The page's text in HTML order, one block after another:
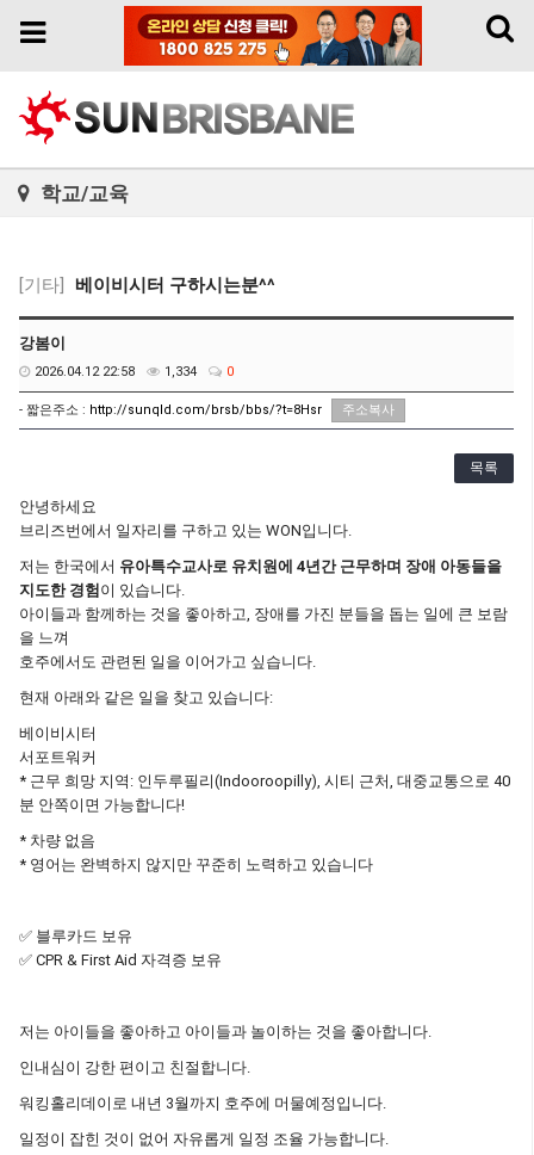
Toggle
Toggle
학교/교육
[기타] 베이비시터 구하시는분^^
강봄이
2026.04.12 22:58 1,334 0
- 짧은주소 : http://sunqld.com/brsb/bbs/?t=8Hsr 주소복사
목록
안녕하세요
브리즈번에서 일자리를 구하고 있는 WON입니다.
저는 한국에서 유아특수교사로 유치원에 4년간 근무하며 장애 아동들을
지도한 경험 이 있습니다.
아이들과 함께하는 것을 좋아하고, 장애를 가진 분들을 돕는 일에 큰 보람
을 느껴
호주에서도 관련된 일을 이어가고 싶습니다.
현재 아래와 같은 일을 찾고 있습니다:
베이비시터
서포트워커
* 근무 희망 지역: 인두루필리(Indooroopilly), 시티 근처, 대중교통으로 40
분 안쪽이면 가능합니다!
* 차량 없음
* 영어는 완벽하지 않지만 꾸준히 노력하고 있습니다
✅ 블루카드 보유
✅ CPR & First Aid 자격증 보유
저는 아이들을 좋아하고 아이들과 놀이하는 것을 좋아합니다.
인내심이 강한 편이고 친절합니다.
워킹홀리데이로 내년 3월까지 호주에 머물예정입니다.
일정이 잡힌 것이 없어 자유롭게 일정 조율 가능합니다.